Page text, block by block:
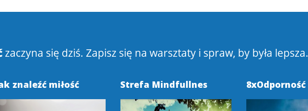
zaczyna się dziś. Zapisz się na warsztaty i spraw, by była lepsza.
znaleźć miłość Strefa Mindfullnes 8xOdporność